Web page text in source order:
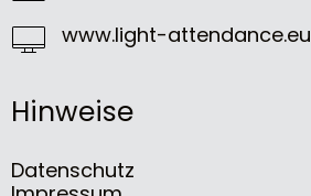
www.light-attendance.eu
Hinweise
Datenschutz